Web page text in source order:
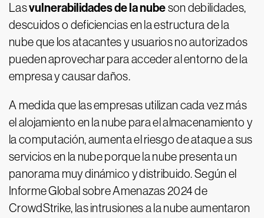
Lasvulnerabilidades de la nubeson debilidades,
descuidos o deficiencias en la estructura de la
nube que los atacantes y usuarios no autorizados
pueden aprovechar para acceder al entorno de la
empresa y causar daños.
A medida que las empresas utilizan cada vez más
el alojamiento en la nube para el almacenamiento y
la computación, aumenta el riesgo de ataque a sus
servicios en la nube porque la nube presenta un
panorama muy dinámico y distribuido. Según el
Informe Global sobre Amenazas 2024 de
CrowdStrike, las intrusiones a la nube aumentaron